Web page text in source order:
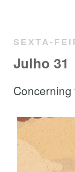
SEXTA-
Julho 31